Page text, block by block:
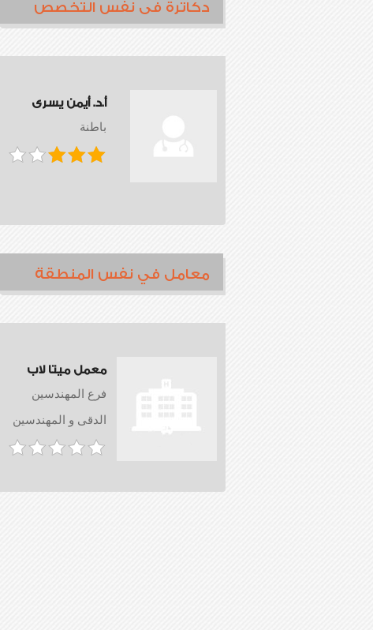
دكاترة فى نفس التخصص
أ.د. أيمن يسرى
باطنة
معامل في نفس المنطقة
معمل ميتا لاب
فرع المهندسين
الدقى و المهندسين